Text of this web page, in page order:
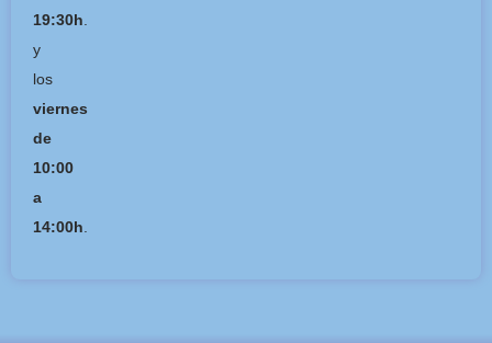
19:30h
y
los
viernes
de
10:00
a
14:00h